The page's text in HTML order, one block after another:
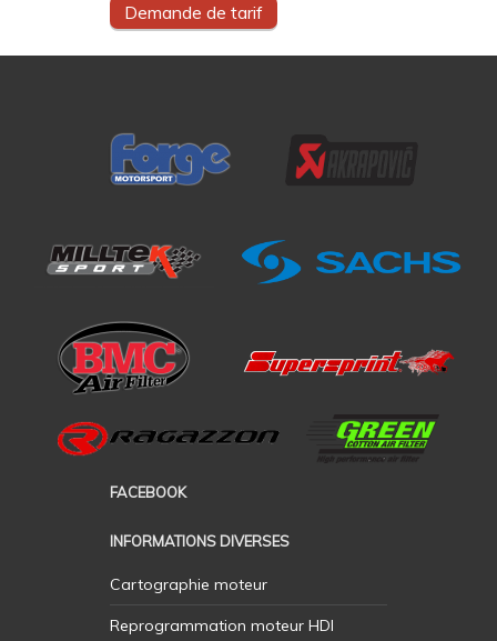
Demande de tarif
FACEBOOK
INFORMATIONS DIVERSES
Cartographie moteur
Reprogrammation moteur HDI